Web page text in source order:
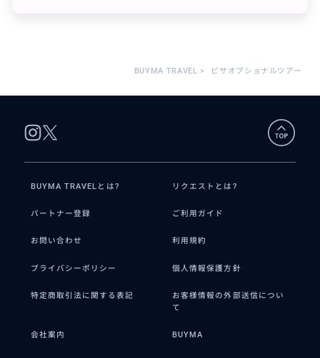
BUYMA TRAVEL > ピサオプショナルツアー
BUYMA TRAVELとは? リクエストとは?
パートナー登録 ご利用ガイド
お問い合わせ 利用規約
プライバシーポリシー 個人情報保護方針
特定商取引法に関する表記
お客様情報の外部送信につい
て
会社案内 BUYMA